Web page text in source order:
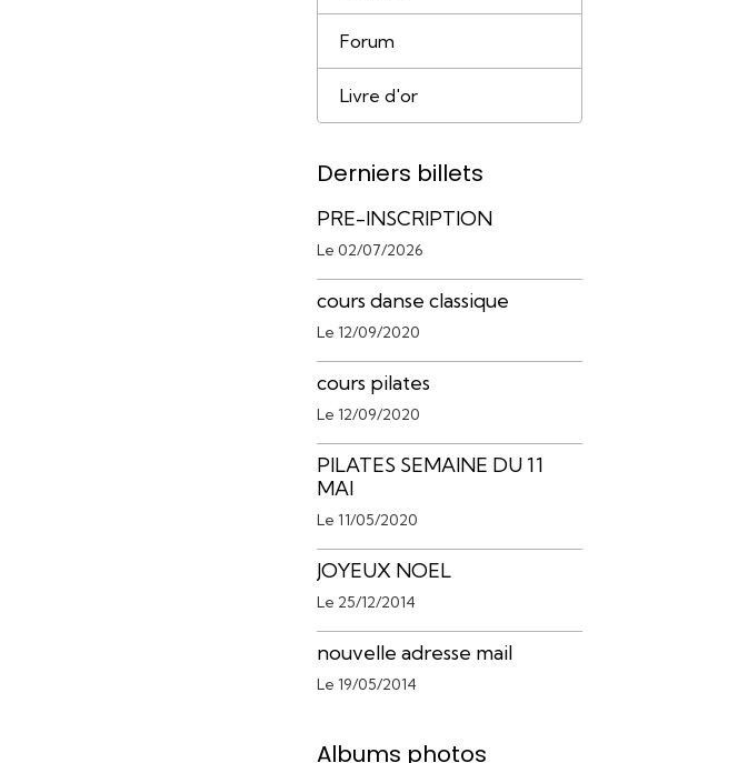
Forum
Livre d'or
Derniers billets
PRE-INSCRIPTION
Le 02/07/2026
cours danse classique
Le 12/09/2020
cours pilates
Le 12/09/2020
PILATES SEMAINE DU 11
MAI
Le 11/05/2020
JOYEUX NOEL
Le 25/12/2014
nouvelle adresse mail
Le 19/05/2014
Albums photos